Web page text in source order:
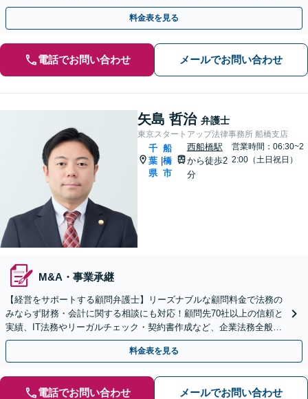
後押しできるように、精一杯サポートいたします。
料金表を見る
電話でお問い合わせ メールでお問い合わせ
矢島 哲治 弁護士
東京スタートアップ法律事務所 船橋支店
千
葉
県
|
船
橋
市
西船橋駅
から徒歩2
分
営業時間：06:30~2
2:00（土日祝日）
M&A・事業承継
【経営をサポートする顧問弁護士】リーズナブルな顧問料金で法務の
みならず財務・会計に関する相談にも対応！顧問先70社以上の信頼と
実績、IT法務やリーガルチェック・契約書作成など、企業法務全般に
ついてお気軽にご相談ください。
料金表を見る
電話でお問い合わせ メールでお問い合わせ